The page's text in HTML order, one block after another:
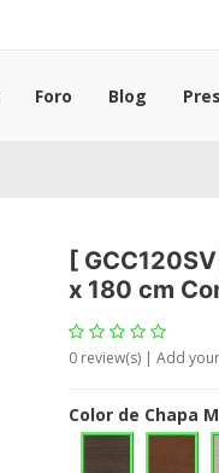
Foro Blog
[ GCC120SV
x 180 cm
0 review(s) | Add
Color de Chapa